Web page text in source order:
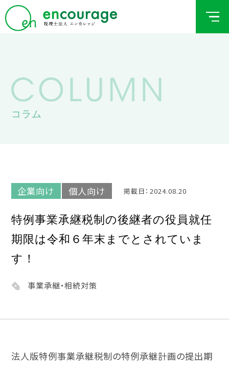
コラム
企業向け 個人向け 掲載日：2024.08.20
特例事業承継税制の後継者の役員就任
期限は令和６年末までとされていま
す！
事業承継・相続対策
法人版特例事業承継税制の特例承継計画の提出期